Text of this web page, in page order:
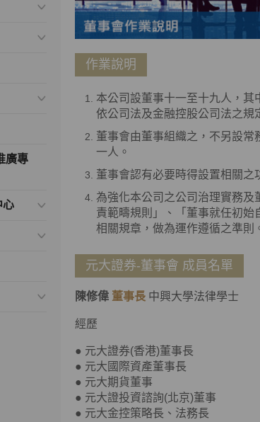
廣專
心
作業說明
本公司設董事十一至十九人，
依公司法及金融控股公司法之規
董事會由董事組織之，不另設
一人。
董事會認有必要時得設置相關之
為強化本公司之公司治理實務及
責範疇規則」、「董事就任初
相關規章，做為運作遵循之準則
元大證券-董事會 成員名單
陳修偉 董事長 中興大學法律學士
經歷
● 元大證券(香港)董事長
● 元大國際資產董事長
● 元大期貨董事
● 元大證投資諮詢(北京)董事
● 元大金控策略長、法務長